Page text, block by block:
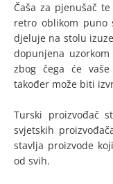
Čaša za pjenušač
retro oblikom puno
djeluje na stolu
dopunjena
zbog čega će
također može biti
Turski proizvođač
svjetskih
stavlja proizvode
od svih.